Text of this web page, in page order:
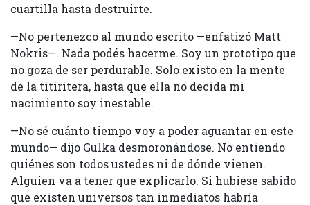
cuartilla hasta destruirte.
—No pertenezco al mundo escrito —enfatizó Matt
Nokris—. Nada podés hacerme. Soy un prototipo que
no goza de ser perdurable. Solo existo en la mente
de la titiritera, hasta que ella no decida mi
nacimiento soy inestable.
—No sé cuánto tiempo voy a poder aguantar en este
mundo— dijo Gulka desmoronándose. No entiendo
quiénes son todos ustedes ni de dónde vienen.
Alguien va a tener que explicarlo. Si hubiese sabido
que existen universos tan inmediatos habría